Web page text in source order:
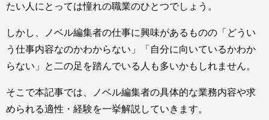
たい人にとっては憧れの職業のひとつでしょう。
しかし、ノベル編集者の仕事に興味があるものの「どうい
う仕事内容なのかわからない」「自分に向いているかわか
らない」と二の足を踏んでいる人も多いかもしれません。
そこで本記事では、ノベル編集者の具体的な業務内容や求
められる適性・経験を一挙解説していきます。